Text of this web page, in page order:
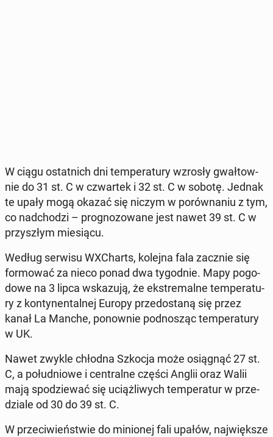
W ciągu ostat­nich dni tem­pe­ra­tu­ry wzrosły gwał­tow­
nie do 31 st. C w czwar­tek i 32 st. C w sobotę. Jednak
te upały mogą okazać się niczym w po­rów­na­niu z tym,
co nad­cho­dzi – pro­gno­zo­wa­ne jest nawet 39 st. C w
przy­szłym mie­sią­cu.
Według serwisu WXCharts, kolejna fala zacznie się
for­mo­wać za nieco ponad dwa ty­go­dnie. Mapy po­go­
do­we na 3 lipca wska­zu­ją, że eks­tre­mal­ne tem­pe­ra­tu­
ry z kon­ty­nen­tal­nej Europy prze­do­sta­ną się przez
kanał La Manche, po­now­nie pod­no­sząc tem­pe­ra­tu­ry
w UK.
Nawet zwykle chłodna Szkocja może osią­gnąć 27 st.
C, a po­łu­dnio­we i cen­tral­ne części Anglii oraz Walii
mają spo­dzie­wać się uciąż­li­wych tem­pe­ra­tur w prze­
dzia­le od 30 do 39 st. C.
W prze­ci­wień­stwie do mi­nio­nej fali upałów, naj­więk­sze